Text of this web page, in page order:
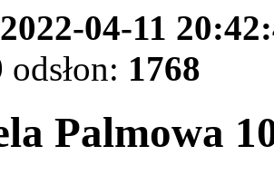
2022-04-11
odsłon: 1768
Palmowa